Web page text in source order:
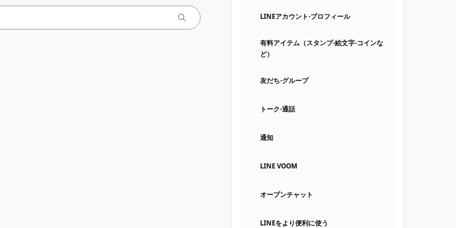
LINEアカウント⋅プロフィール
有料アイテム（スタンプ⋅絵文字⋅コインな
ど）
友だち⋅グループ
トーク⋅通話
通知
LINE VOOM
オープンチャット
LINEをより便利に使う